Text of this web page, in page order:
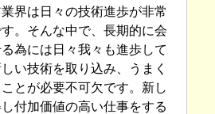
界は日々の技術進歩が非常
。そんな中で、長期的に会
為には日々我々も進歩して
い技術を取り込み、うまく
とが必要不可欠です。新し
付加価値の高い仕事をする